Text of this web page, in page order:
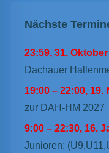
Nächste
23:59, 31.
Dachauer
19:00 – 22:00, 19.
zur DAH-HM 2027
9:00 – 22:30, 16.
Junioren: